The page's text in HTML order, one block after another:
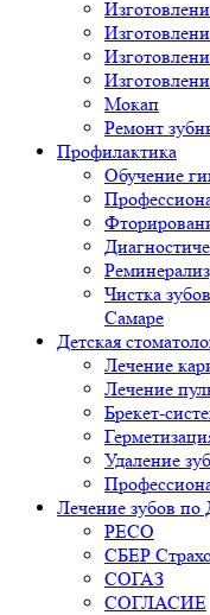
Мокап
Ремонт
Профилактика
Обучение
Чистка
Самаре
Детская
Лечение
Лечение
Брекет-
Удаление
Лечение зубов
РЕСО
СБЕР
СОГАЗ
СОГЛАСИЕ